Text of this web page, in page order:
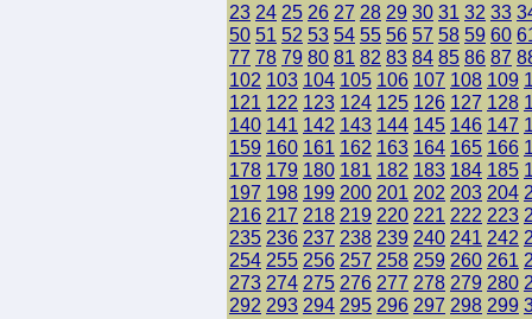
23 24 25 26 27 28 29 30 31 32 33
50 51 52 53 54 55 56 57 58 59 60
77 78 79 80 81 82 83 84 85 86 87
102 103 104 105 106 107 108 109
121 122 123 124 125 126 127 128
140 141 142 143 144 145 146 147
159 160 161 162 163 164 165 166
178 179 180 181 182 183 184 185
197 198 199 200 201 202 203 204
216 217 218 219 220 221 222 223
235 236 237 238 239 240 241 242
254 255 256 257 258 259 260 261
273 274 275 276 277 278 279 280
292 293 294 295 296 297 298 299